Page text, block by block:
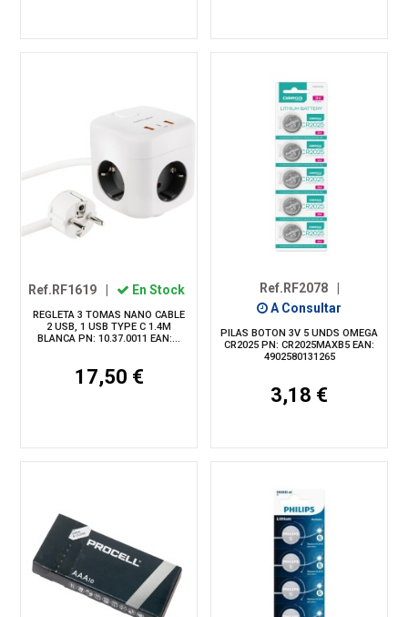
Ref.RF1619 En Stock
REGLETA 3 TOMAS NANO CABLE
2 USB, 1 USB TYPE C 1.4M
BLANCA PN: 10.37.0011 EAN:...
17,50 €
Ref.RF2078
A Consultar
PILAS BOTON 3V 5 UNDS OMEGA
CR2025 PN: CR2025MAXB5 EAN:
4902580131265
3,18 €